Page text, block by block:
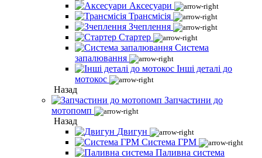
Аксесуари
Трансмісія
Зчеплення
Стартер
Система
запалювання
Інші деталі до
мотокос
Назад
Запчастини до
мотопомп
Назад
Двигун
Система ГРМ
Паливна система